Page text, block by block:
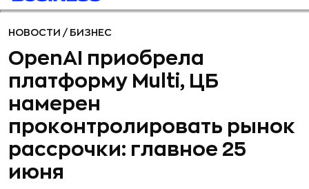
НОВОСТИ / БИЗНЕС
OpenAI приобрела
платформу Multi, ЦБ
намерен
проконтролировать рынок
рассрочки: главное 25
июня